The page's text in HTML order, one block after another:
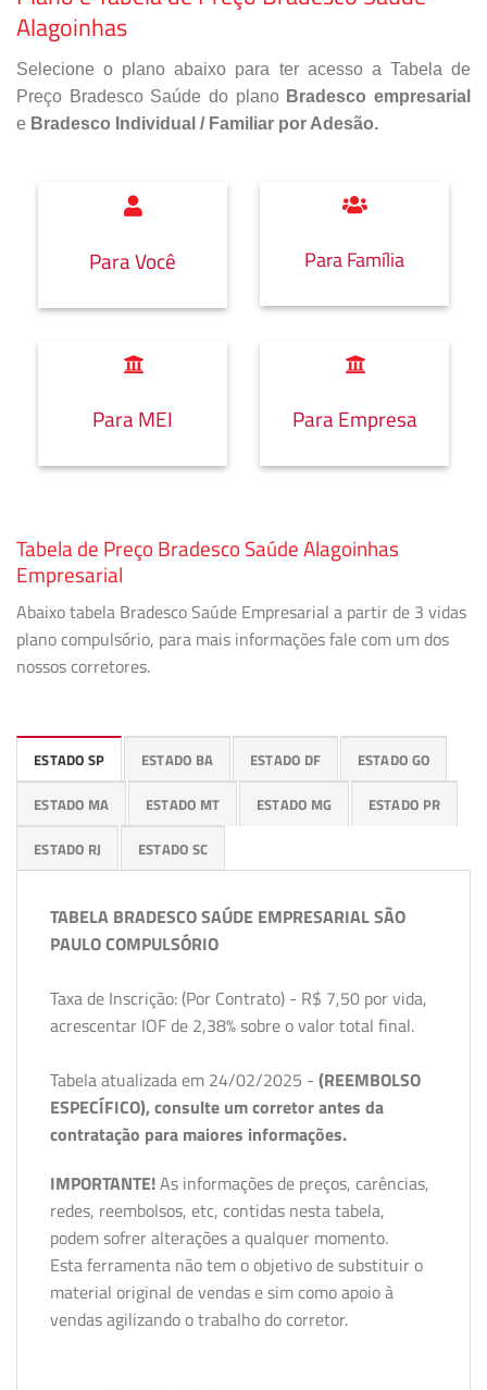
Alagoinhas
Selecione o plano abaixo para ter acesso a Tabela de
Preço Bradesco Saúde do plano Bradesco empresarial
e Bradesco Individual / Familiar por Adesão.
Para Você Para Família
Para MEI Para Empresa
Tabela de Preço Bradesco Saúde Alagoinhas
Empresarial
Abaixo tabela Bradesco Saúde Empresarial a partir de 3 vidas
plano compulsório, para mais informações fale com um dos
nossos corretores.
ESTADO SP ESTADO BA ESTADO DF ESTADO GO
ESTADO MA ESTADO MT ESTADO MG ESTADO PR
ESTADO RJ ESTADO SC
TABELA BRADESCO SAÚDE EMPRESARIAL SÃO
PAULO COMPULSÓRIO
Taxa de Inscrição: (Por Contrato) - R$ 7,50 por vida,
acrescentar IOF de 2,38% sobre o valor total final.
Tabela atualizada em 24/02/2025 - (REEMBOLSO
ESPECÍFICO), consulte um corretor antes da
contratação para maiores informações.
IMPORTANTE!As informações de preços, carências,
redes, reembolsos, etc, contidas nesta tabela,
podem sofrer alterações a qualquer momento.
Esta ferramenta não tem o objetivo de substituir o
material original de vendas e sim como apoio à
vendas agilizando o trabalho do corretor.